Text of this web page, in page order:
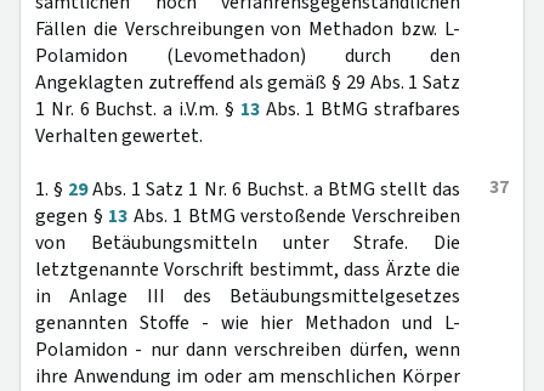
Fällen die Verschreibungen von Methadon bzw. L-
Polamidon (Levomethadon) durch den
Angeklagten zutreffend als gemäß § 29 Abs. 1 Satz
1 Nr. 6 Buchst. a i.V.m. § 13Abs. 1 BtMG strafbares
Verhalten gewertet.
37
1. § 29Abs. 1 Satz 1 Nr. 6 Buchst. a BtMG stellt das
gegen § 13 Abs. 1 BtMG verstoßende Verschreiben
von Betäubungsmitteln unter Strafe. Die
letztgenannte Vorschrift bestimmt, dass Ärzte die
in Anlage III des Betäubungsmittelgesetzes
genannten Stoffe - wie hier Methadon und L-
Polamidon - nur dann verschreiben dürfen, wenn
ihre Anwendung im oder am menschlichen Körper